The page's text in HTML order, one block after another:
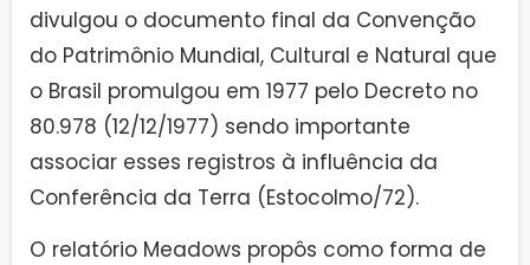
divulgou o documento final da Convenção
do Patrimônio Mundial, Cultural e Natural que
o Brasil promulgou em 1977 pelo Decreto no
80.978 (12/12/1977) sendo importante
associar esses registros à influência da
Conferência da Terra (Estocolmo/72).
O relatório Meadows propôs como forma de